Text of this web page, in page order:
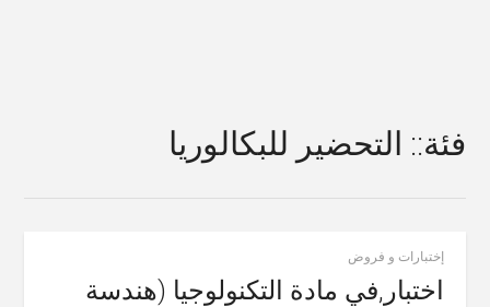
فئة:: التحضير للبكالوريا
إختبارات و فروض
اختبار,في مادة التكنولوجيا (هندسة